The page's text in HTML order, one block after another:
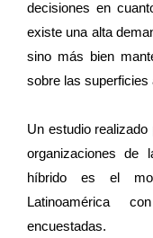
decisiones en
existe una alta
sino más bien
sobre las superficies
Un estudio
organizaciones de
híbrido es el
Latinoamérica
encuestadas.